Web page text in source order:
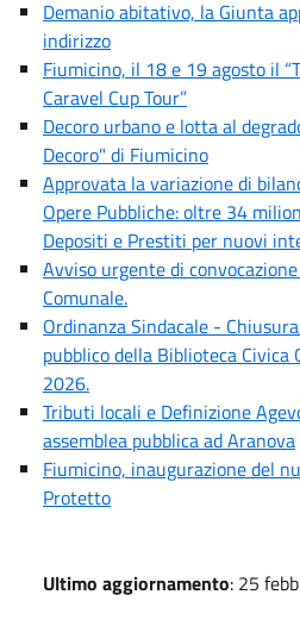
Demanio abitativo, la Giunta
indirizzo
Fiumicino, il 18 e 19 agosto il
Caravel Cup Tour”
Decoro urbano e lotta al
Decoro" di Fiumicino
Approvata la variazione di
Opere Pubbliche: oltre 34
Depositi e Prestiti per nuovi
Avviso urgente di
Comunale.
Ordinanza Sindacale -
pubblico della Biblioteca Civica
2026.
Tributi locali e Definizione
assemblea pubblica ad Aranova
Fiumicino, inaugurazione del
Protetto
Ultimo aggiornamento: 25